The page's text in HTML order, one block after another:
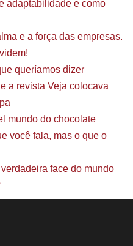
adaptabilidade e como
e a força das empresas.
queríamos dizer
a revista Veja colocava
mundo do chocolate
você fala, mas o que o
face do mundo